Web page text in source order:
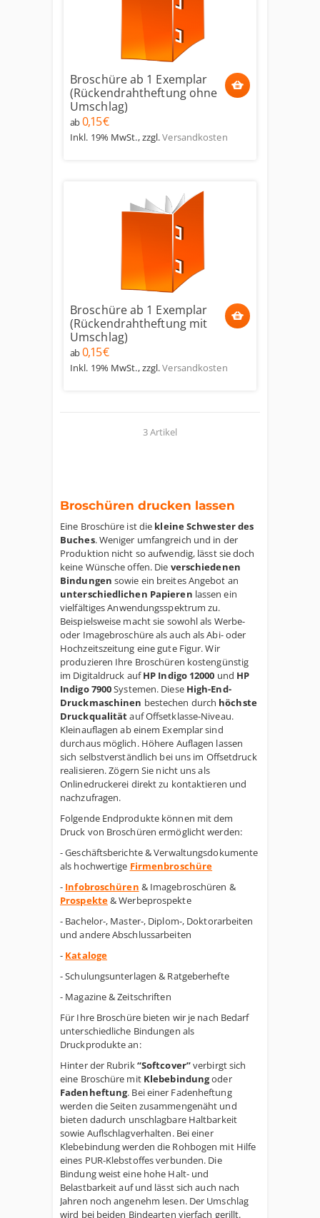
Broschüre ab 1 Exemplar
(Rückendrahtheftung ohne
Umschlag)
ab 0,15 €
Inkl. 19% MwSt.,zzgl.Versandkosten
Broschüre ab 1 Exemplar
(Rückendrahtheftung mit
Umschlag)
ab 0,15 €
Inkl. 19% MwSt.,zzgl.Versandkosten
3 Artikel
Broschüren drucken lassen
Eine Broschüre ist die kleine Schwester des
Buches. Weniger umfangreich und in der
Produktion nicht so aufwendig, lässt sie doch
keine Wünsche offen. Die verschiedenen
Bindungen sowie ein breites Angebot an
unterschiedlichen Papieren lassen ein
vielfältiges Anwendungsspektrum zu.
Beispielsweise macht sie sowohl als Werbe-
oder Imagebroschüre als auch als Abi- oder
Hochzeitszeitung eine gute Figur. Wir
produzieren Ihre Broschüren kostengünstig
im Digitaldruck aufHP Indigo 12000 und HP
Indigo 7900Systemen. Diese High-End-
Druckmaschinen bestechen durch höchste
Druckqualitätauf Offsetklasse-Niveau.
Kleinauflagen ab einem Exemplar sind
durchaus möglich. Höhere Auflagen lassen
sich selbstverständlich bei uns im Offsetdruck
realisieren. Zögern Sie nicht uns als
Onlinedruckerei direkt zu kontaktieren und
nachzufragen.
Folgende Endprodukte können mit dem
Druck von Broschüren ermöglicht werden:
- Geschäftsberichte & Verwaltungsdokumente
als hochwertige Firmenbroschüre
- Infobroschüren & Imagebroschüren &
Prospekte& Werbeprospekte
- Bachelor-, Master-, Diplom-, Doktorarbeiten
und andere Abschlussarbeiten
- Kataloge
- Schulungsunterlagen & Ratgeberhefte
- Magazine & Zeitschriften
Für Ihre Broschüre bieten wir je nach Bedarf
unterschiedliche Bindungen als
Druckprodukte an:
Hinter der Rubrik“Softcover”verbirgt sich
eine Broschüre mit Klebebindungoder
Fadenheftung. Bei einer Fadenheftung
werden die Seiten zusammengenäht und
bieten dadurch unschlagbare Haltbarkeit
sowie Auflschlagverhalten. Bei einer
Klebebindung werden die Rohbogen mit Hilfe
eines PUR-Klebstoffes verbunden. Die
Bindung weist eine hohe Halt- und
Belastbarkeit auf und lässt sich auch nach
Jahren noch angenehm lesen. Der Umschlag
wird bei beiden Bindearten vierfach gerillt.